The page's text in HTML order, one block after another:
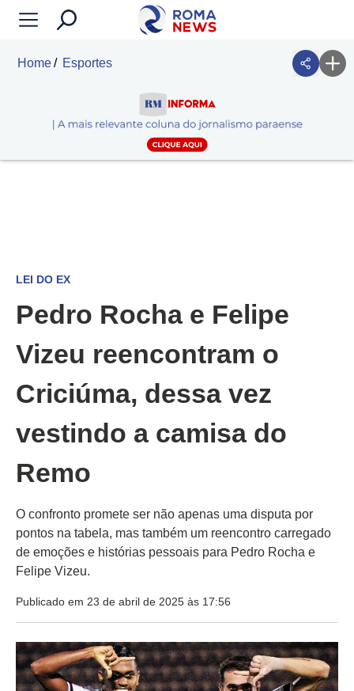
Home Esportes
LEI DO EX
Pedro Rocha e Felipe
Vizeu reencontram o
Criciúma, dessa vez
vestindo a camisa do
Remo
O confronto promete ser não apenas uma disputa por
pontos na tabela, mas também um reencontro carregado
de emoções e histórias pessoais para Pedro Rocha e
Felipe Vizeu.
Publicado em 23 de abril de 2025 às 17:56